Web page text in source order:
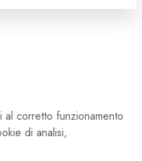
al corretto funzionamento
di analisi,